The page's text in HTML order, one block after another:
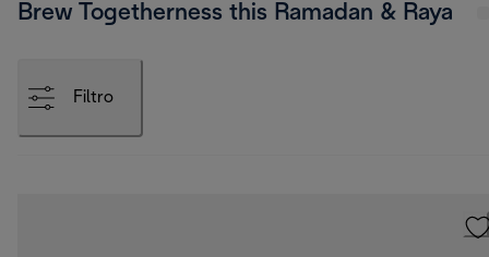
Brew Togetherness this Ramadan & Raya
Filtro